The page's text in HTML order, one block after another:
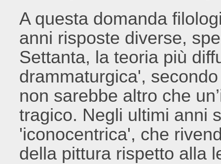
A questa domanda
anni risposte diverse,
Settanta, la teoria più
drammaturgica',
non sarebbe altro che
tragico. Negli ultimi anni
'iconocentrica', che
della pittura rispetto alla